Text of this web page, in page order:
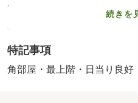
円／バストイレ別／バルコニ
応／フローリング／室内洗
階／敷金不要／全居室洋室／
可／上階無し／平面駐車場／
続きを
特記事項
角部屋・最上階・日当り良好